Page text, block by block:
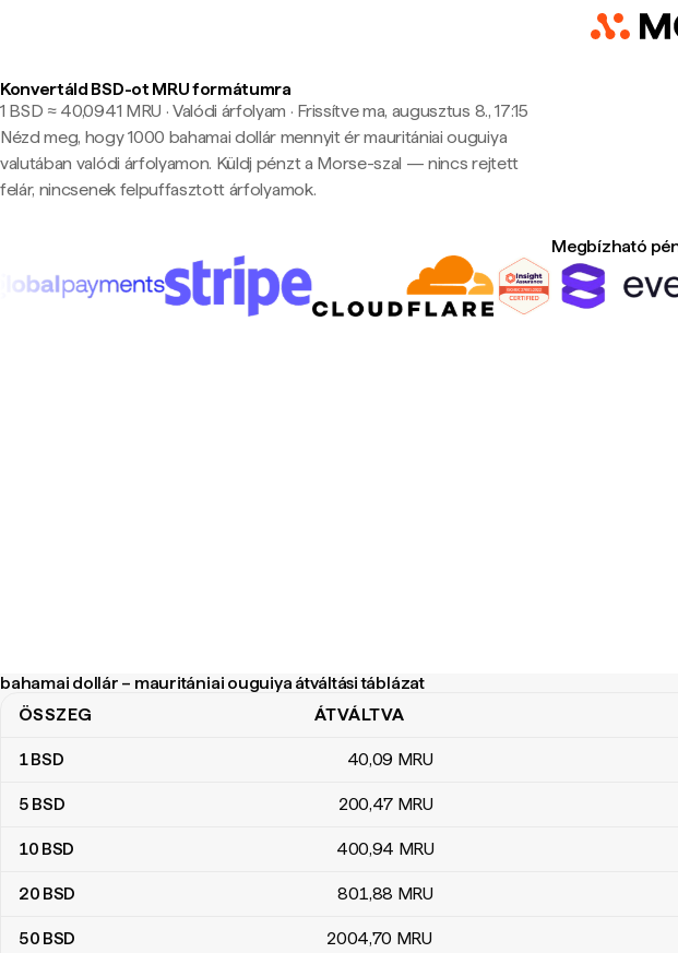
Konvertáld BSD-ot MRU formátumra
1 BSD ≈ 40,0941 MRU · Valódi árfolyam · Frissítve ma, augusztus 8., 17:15
Nézd meg, hogy 1000 bahamai dollár mennyit ér mauritániai ouguiya
valutában valódi árfolyamon. Küldj pénzt a Morse-szal — nincs rejtett
felár, nincsenek felpuffasztott árfolyamok.
Megbízható
bahamai dollár – mauritániai ouguiya átváltási táblázat
bahamai dollár – mauritániai ouguiya átváltási táblázat
ÖSSZEG ÁTVÁLTVA
1BSD 40,09 MRU
5 BSD 200,47 MRU
10 BSD 400,94 MRU
20 BSD 801,88 MRU
50 BSD 2004,70 MRU